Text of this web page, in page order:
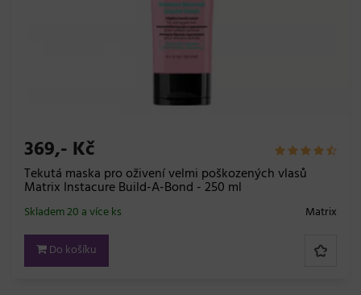
369,- Kč
Tekutá maska pro oživení velmi poškozených vlasů
Matrix Instacure Build-A-Bond - 250 ml
Matrix
Skladem 20 a více ks
Do košíku